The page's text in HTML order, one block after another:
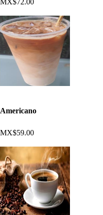
Americano
MX$59.00